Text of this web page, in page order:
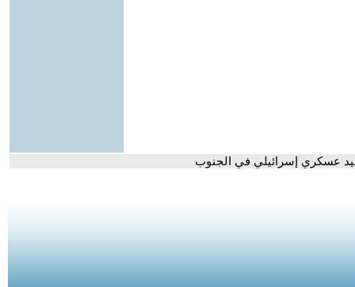
عسكري إسرائيلي في الجنوب